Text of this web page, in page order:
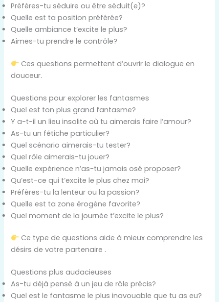
Préfères-tu séduire ou être séduit(e)?
Quelle est ta position préférée?
Quelle ambiance t’excite le plus?
Aimes-tu prendre le contrôle?
Ces questions permettent d’ouvrir le dialogue en
douceur.
Questions pour explorer les fantasmes
Quel est ton plus grand fantasme?
Y a-t-il un lieu insolite où tu aimerais faire l’amour?
As-tu un fétiche particulier?
Quel scénario aimerais-tu tester?
Quel rôle aimerais-tu jouer?
Quelle expérience n’as-tu jamais osé proposer?
Qu’est-ce qui t’excite le plus chez moi?
Préfères-tu la lenteur ou la passion?
Quelle est ta zone érogène favorite?
Quel moment de la journée t’excite le plus?
Ce type de questions aide à mieux comprendre les
désirs de votre partenaire .
Questions plus audacieuses
As-tu déjà pensé à un jeu de rôle précis?
Quel est le fantasme le plus inavouable que tu as eu?